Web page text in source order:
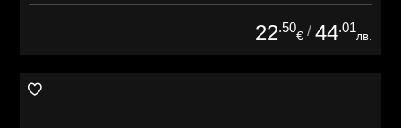
22.50
€ / 44.01
лв.